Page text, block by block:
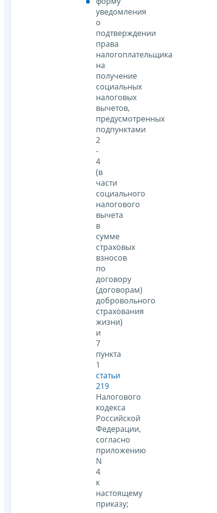
уведомления
о
подтверждении
права
налогоплательщика
на
получение
социальных
налоговых
вычетов,
предусмотренных
подпунктами
2
-
4
(в
части
социального
налогового
вычета
в
сумме
страховых
взносов
по
договору
(договорам)
добровольного
страхования
жизни)
и
7
пункта
1
статьи
219
Налогового
кодекса
Российской
Федерации,
согласно
приложению
N
4
к
настоящему
приказу;